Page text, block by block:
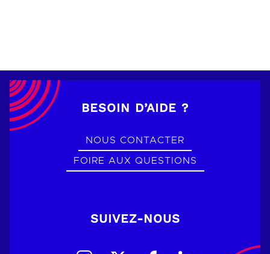
BESOIN D’AIDE ?
NOUS CONTACTER
FOIRE AUX QUESTIONS
SUIVEZ-NOUS